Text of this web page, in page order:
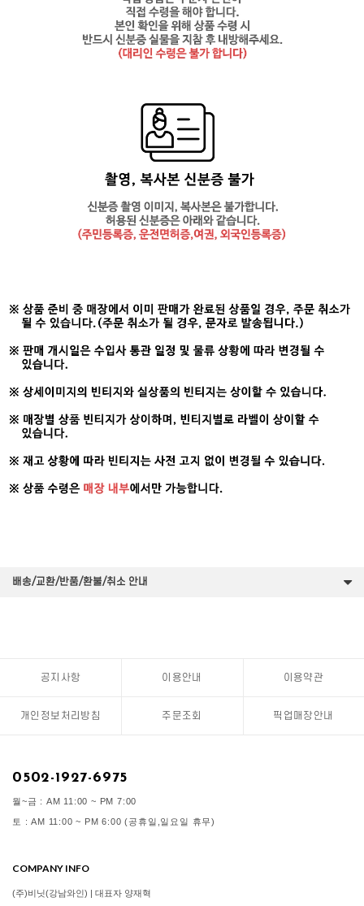
배송/교환/반품/환불/취소 안내
공지사항 이용안내 이용약관
개인정보처리방침 주문조회 픽업매장안내
0502-1927-6975
월~금 : AM 11:00 ~ PM 7:00
토 : AM 11:00 ~ PM 6:00 (공휴일,일요일 휴무)
COMPANY INFO
(주)비닛(강남와인) | 대표자 양재혁